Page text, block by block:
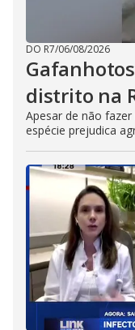
DO R7/06/08/2026
distrito na
Apesar de não
espécie prejudica